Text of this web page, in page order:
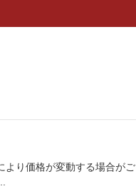
より価格が変動する場合がご